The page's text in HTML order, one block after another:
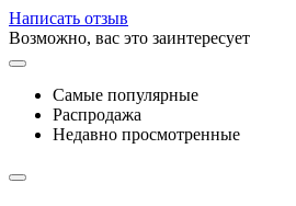
Написать отзыв
Возможно, вас это заинтересует
Самые популярные
Распродажа
Недавно просмотренные